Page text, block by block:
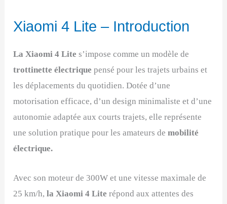
Xiaomi 4 Lite – Introduction
La Xiaomi 4 Lite s’impose comme un modèle de
trottinette électrique pensé pour les trajets urbains et
les déplacements du quotidien. Dotée d’une
motorisation efficace, d’un design minimaliste et d’une
autonomie adaptée aux courts trajets, elle représente
une solution pratique pour les amateurs demobilité
électrique.
Avec son moteur de 300W et une vitesse maximale de
25 km/h,la Xiaomi 4 Lite répond aux attentes des